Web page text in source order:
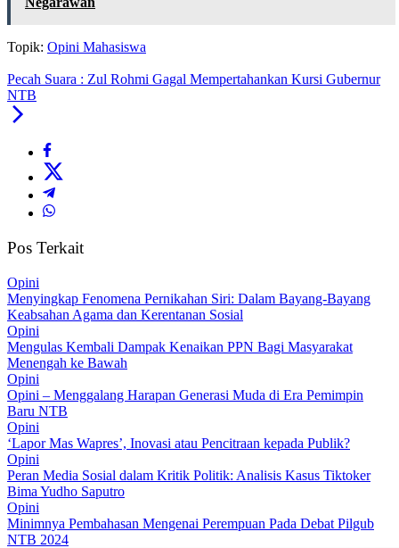
Topik: Opini Mahasiswa
Pecah Suara : Zul Rohmi Gagal Mempertahankan Kursi Gubernur
NTB
Pos Terkait
Opini
Menyingkap Fenomena Pernikahan Siri: Dalam Bayang-Bayang
Keabsahan Agama dan Kerentanan Sosial
Opini
Mengulas Kembali Dampak Kenaikan PPN Bagi Masyarakat
Menengah ke Bawah
Opini
Opini – Menggalang Harapan Generasi Muda di Era Pemimpin
Baru NTB
Opini
‘Lapor Mas Wapres’, Inovasi atau Pencitraan kepada Publik?
Opini
Peran Media Sosial dalam Kritik Politik: Analisis Kasus Tiktoker
Bima Yudho Saputro
Opini
Minimnya Pembahasan Mengenai Perempuan Pada Debat Pilgub
NTB 2024